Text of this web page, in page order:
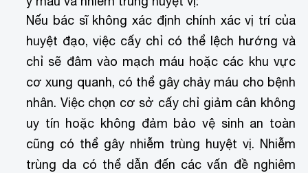
Nếu bác sĩ không xác định chính xác vị trí của
huyệt đạo, việc cấy chỉ có thể lệch hướng và
chỉ sẽ đâm vào mạch máu hoặc các khu vực
cơ xung quanh, có thể gây chảy máu cho bệnh
nhân. Việc chọn cơ sở cấy chỉ giảm cân không
uy tín hoặc không đảm bảo vệ sinh an toàn
cũng có thể gây nhiễm trùng huyệt vị. Nhiễm
trùng da có thể dẫn đến các vấn đề nghiêm